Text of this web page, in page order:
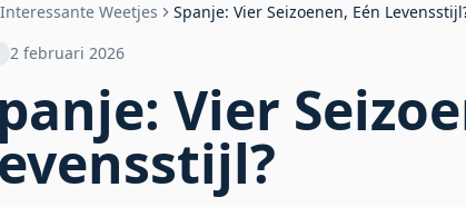
Interessante Weetjes Spanje: Vier Seizoenen, Eén
2 februari 2026
Vier